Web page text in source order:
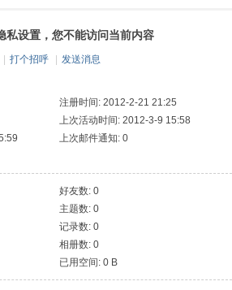
私设置，您不能访问当前内容
打个招呼
发送消息
注册时间: 2012-2-21 21:25
上次活动时间: 2012-3-9 15:58
上次邮件通知: 0
好友数: 0
主题数: 0
记录数: 0
相册数: 0
已用空间: 0 B